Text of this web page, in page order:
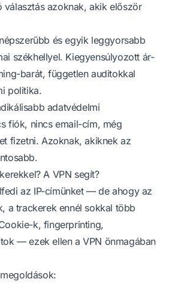
választás azoknak, akik először
és egyik leggyorsabb
székhellyel. Kiegyensúlyozott ár-
barát, független auditokkal
politika.
adatvédelmi
fiók, nincs email-cím, még
fizetni. Azoknak, akiknek az
A VPN segít?
az IP-címünket — de ahogy az
a trackerek ennél sokkal több
k, fingerprinting,
— ezek ellen a VPN önmagában